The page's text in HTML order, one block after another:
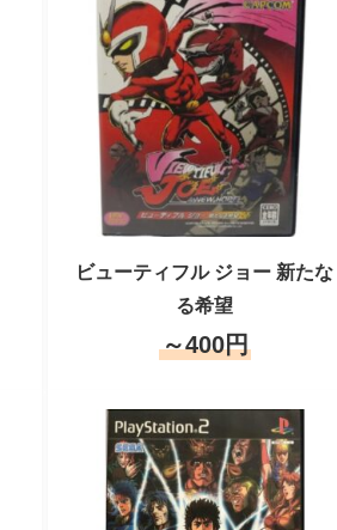
ビューティフル ジョー 新たな
る希望
～400円